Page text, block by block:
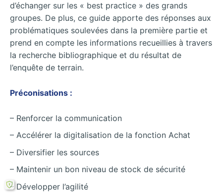
d’échanger sur les « best practice » des grands
groupes. De plus, ce guide apporte des réponses aux
problématiques soulevées dans la première partie et
prend en compte les informations recueillies à travers
la recherche bibliographique et du résultat de
l’enquête de terrain.
Préconisations :
– Renforcer la communication
– Accélérer la digitalisation de la fonction Achat
– Diversifier les sources
– Maintenir un bon niveau de stock de sécurité
– Développer l’agilité